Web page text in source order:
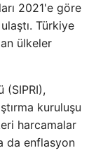
2021'e göre
Türkiye
ülkeler
(SIPRI),
kuruluşu
harcamalar
da enflasyon